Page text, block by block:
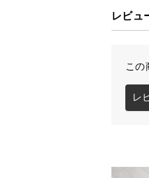
ス
レビュ
この
レ